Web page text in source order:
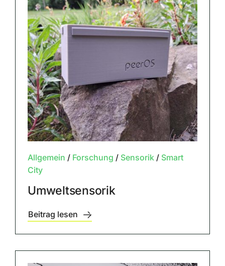
Allgemein / Forschung / Sensorik/ Smart
City
Umweltsensorik
Beitrag lesen